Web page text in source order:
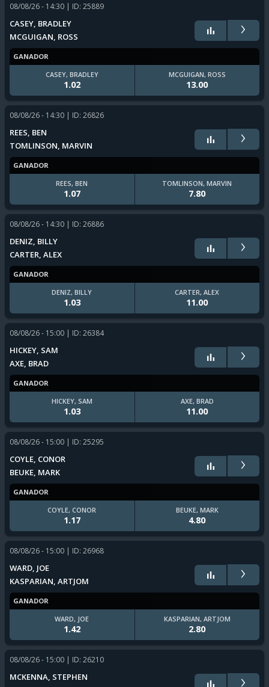
08/08/26 - 14:30 | ID: 25889
CASEY, BRADLEY
MCGUIGAN, ROSS
›
GANADOR
CASEY, BRADLEY
1.02
MCGUIGAN, ROSS
13.00
08/08/26 - 14:30 | ID: 26826
REES, BEN
TOMLINSON, MARVIN
›
GANADOR
REES, BEN
1.07
TOMLINSON, MARVIN
7.80
08/08/26 - 14:30 | ID: 26886
DENIZ, BILLY
CARTER, ALEX
›
GANADOR
DENIZ, BILLY
1.03
CARTER, ALEX
11.00
08/08/26 - 15:00 | ID: 26384
HICKEY, SAM
AXE, BRAD
›
GANADOR
HICKEY, SAM
1.03
AXE, BRAD
11.00
08/08/26 - 15:00 | ID: 25295
COYLE, CONOR
BEUKE, MARK
›
GANADOR
COYLE, CONOR
1.17
BEUKE, MARK
4.80
08/08/26 - 15:00 | ID: 26968
WARD, JOE
KASPARIAN, ARTJOM
›
GANADOR
WARD, JOE
1.42
KASPARIAN, ARTJOM
2.80
08/08/26 - 15:00 | ID: 26210
MCKENNA, STEPHEN
›